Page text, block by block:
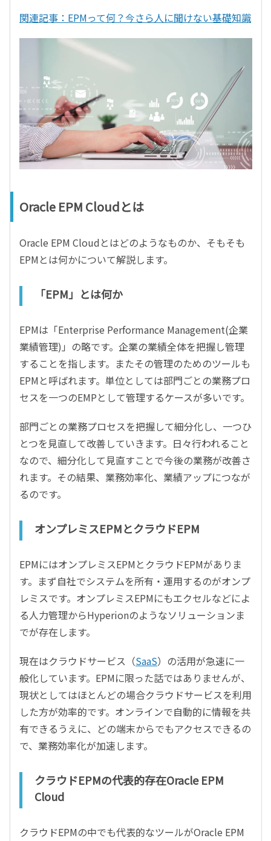
関連記事：EPMって何？今さら人に聞けない基礎知識
Oracle EPM Cloudとは
Oracle EPM Cloudとはどのようなものか、そもそも
EPMとは何かについて解説します。
「EPM」とは何か
EPMは「Enterprise Performance Management(企業
業績管理)」の略です。企業の業績全体を把握し管理
することを指します。またその管理のためのツールも
EPMと呼ばれます。単位としては部門ごとの業務プロ
セスを一つのEMPとして管理するケースが多いです。
部門ごとの業務プロセスを把握して細分化し、一つひ
とつを見直して改善していきます。日々行われること
なので、細分化して見直すことで今後の業務が改善さ
れます。その結果、業務効率化、業績アップにつなが
るのです。
オンプレミスEPMとクラウドEPM
EPMにはオンプレミスEPMとクラウドEPMがありま
す。まず自社でシステムを所有・運用するのがオンプ
レミスです。オンプレミスEPMにもエクセルなどによ
る人力管理からHyperionのようなソリューションま
でが存在します。
現在はクラウドサービス（SaaS）の活用が急速に一
般化しています。EPMに限った話ではありませんが、
現状としてはほとんどの場合クラウドサービスを利用
した方が効率的です。オンラインで自動的に情報を共
有できるうえに、どの端末からでもアクセスできるの
で、業務効率化が加速します。
クラウドEPMの代表的存在Oracle EPM
Cloud
クラウドEPMの中でも代表的なツールがOracle EPM